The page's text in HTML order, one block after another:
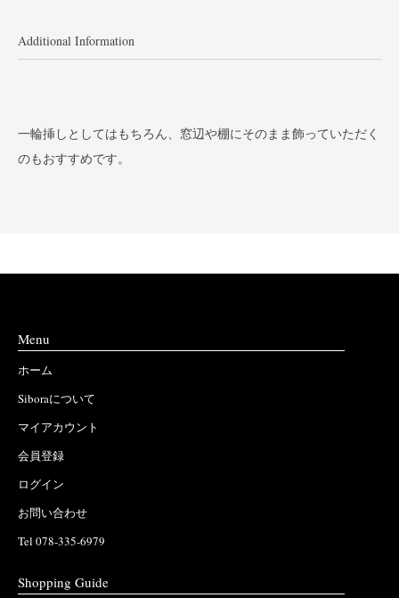
Additional Information
一輪挿しとしてはもちろん、窓辺や棚にそのまま飾っていただく
のもおすすめです。
Menu
ホーム
Siboraについて
マイアカウント
会員登録
ログイン
お問い合わせ
Tel 078-335-6979
Shopping Guide